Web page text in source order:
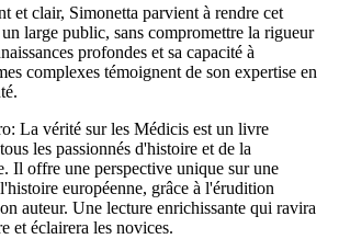
et clair, Simonetta parvient à rendre cet
large public, sans compromettre la rigueur
profondes et sa capacité à
complexes témoignent de son expertise en
La vérité sur les Médicis est un livre
les passionnés d'histoire et de la
Il offre une perspective unique sur une
européenne, grâce à l'érudition
auteur. Une lecture enrichissante qui ravira
et éclairera les novices.